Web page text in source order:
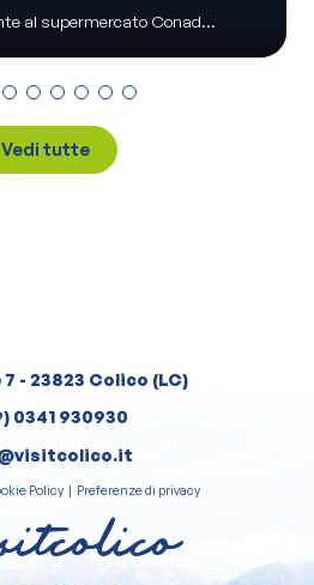
al supermercato Conad...
Vedi tutte
- 23823 Colico (LC)
0341 930930
Policy| Preferenze di privacy